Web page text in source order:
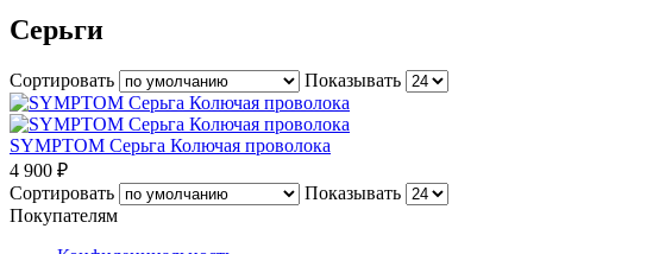
Серьги
Сортировать Показывать
SYMPTOM Серьга Колючая проволока
4 900 ₽
Сортировать
Показывать
Покупателям